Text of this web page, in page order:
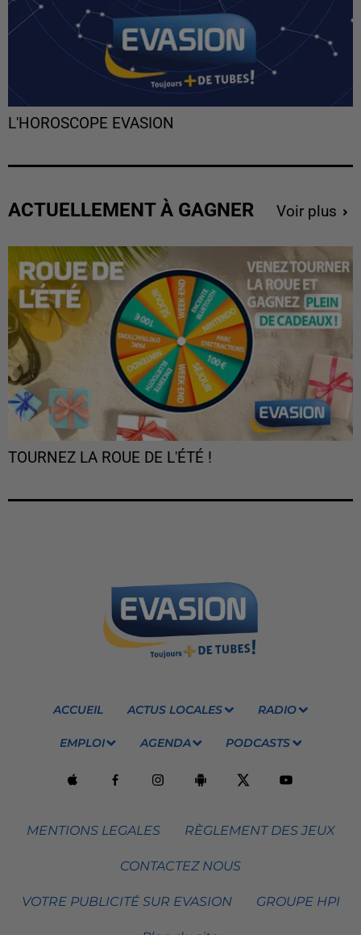
L'HOROSCOPE EVASION
ACTUELLEMENT À GAGNER Voir plus
TOURNEZ LA ROUE DE L'ÉTÉ !
ACCUEIL ACTUS LOCALES RADIO
EMPLOI AGENDA PODCASTS
MENTIONS LEGALES RÈGLEMENT DES JEUX
CONTACTEZ NOUS
VOTRE PUBLICITÉ SUR EVASION GROUPE HPI